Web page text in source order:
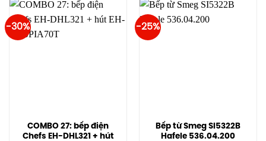
-30%
COMBO 27: bếp điện
Chefs EH-DHL321 + hút
-25%
Bếp từ Smeg SI5322B
Hafele 536.04.200